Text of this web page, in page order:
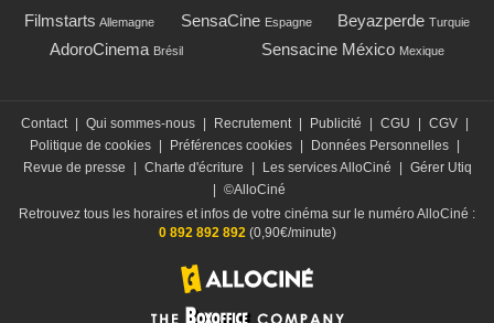
Filmstarts Allemagne SensaCine Espagne Beyazperde Turquie
AdoroCinema Brésil Sensacine México Mexique
Contact Qui sommes-nous Recrutement Publicité CGU CGV
Politique de cookies
Préférences cookies Données Personnelles
Revue de presse
Charte d'écriture Les services AlloCiné
Gérer Utiq
©AlloCiné
Retrouvez tous les horaires et infos de votre cinéma sur le numéro AlloCiné :
0 892 892 892(0,90€/minute)